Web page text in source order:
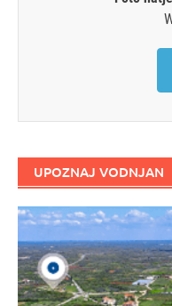
UPOZNAJ VODNJAN